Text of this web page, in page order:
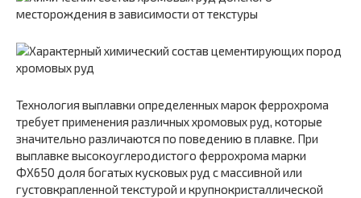
Технология выплавки определенных марок феррохрома
требует применения различных хромовых руд, которые
значительно различаются по поведению в плавке. При
выплавке высокоуглеродистого феррохрома марки
ФХ650 доля богатых кусковых руд с массивной или
густовкрапленной текстурой и крупнокристаллической